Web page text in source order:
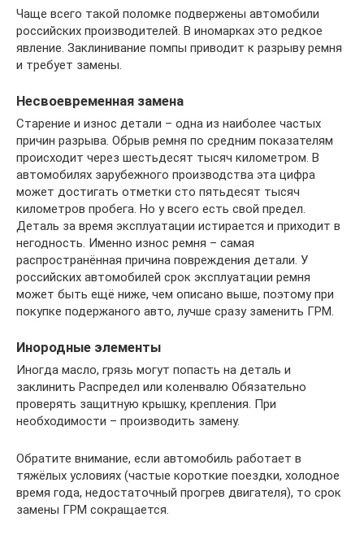
Чаще всего такой поломке подвержены автомобили
российских производителей. В иномарках это редкое
явление. Заклинивание помпы приводит к разрыву ремня
и требует замены.
Несвоевременная замена
Старение и износ детали – одна из наиболее частых
причин разрыва. Обрыв ремня по средним показателям
происходит через шестьдесят тысяч километром. В
автомобилях зарубежного производства эта цифра
может достигать отметки сто пятьдесят тысяч
километров пробега. Но у всего есть свой предел.
Деталь за время эксплуатации истирается и приходит в
негодность. Именно износ ремня – самая
распространённая причина повреждения детали. У
российских автомобилей срок эксплуатации ремня
может быть ещё ниже, чем описано выше, поэтому при
покупке подержаного авто, лучше сразу заменить ГРМ.
Инородные элементы
Иногда масло, грязь могут попасть на деталь и
заклинить Распредел или коленвалю Обязательно
проверять защитную крышку, крепления. При
необходимости – производить замену.
Обратите внимание, если автомобиль работает в
тяжёлых условиях (частые короткие поездки, холодное
время года, недостаточный прогрев двигателя), то срок
замены ГРМ сокращается.